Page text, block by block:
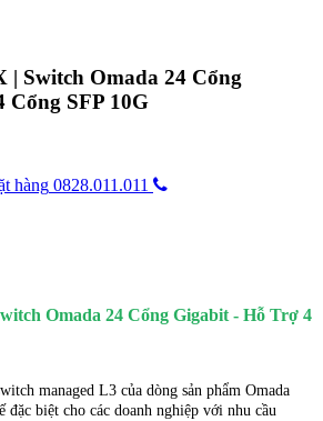
| Switch Omada 24 Cổng
Cổng SFP 10G
hàng 0828.011.011
Omada 24 Cổng Gigabit - Hỗ Trợ 4
managed L3 của dòng sản phẩm Omada
biệt cho các doanh nghiệp với nhu cầu